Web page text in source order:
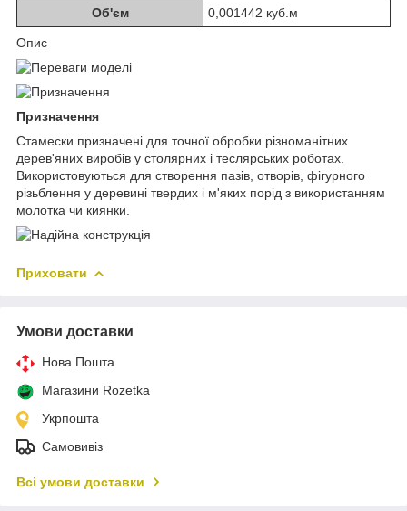
Об'єм
0,001442 куб.м
Опис
Призначення
Стамески призначені для точної обробки різноманітних
дерев'яних виробів у столярних і теслярських роботах.
Використовуються для створення пазів, отворів, фігурного
різьблення у деревині твердих і м'яких порід з використанням
молотка чи киянки.
Приховати
Умови доставки
Нова Пошта
Магазини Rozetka
Укрпошта
Самовивіз
Всі умови доставки